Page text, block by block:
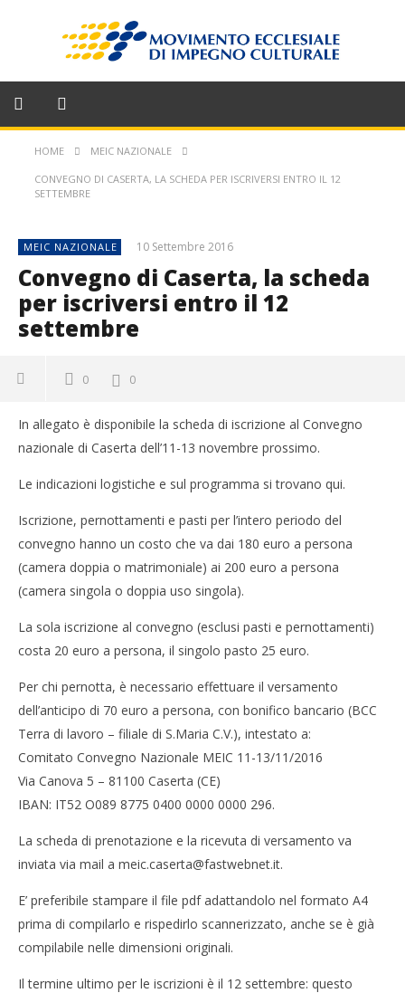
HOME MEIC NAZIONALE
CONVEGNO DI CASERTA, LA SCHEDA PER ISCRIVERSI ENTRO IL 12
SETTEMBRE
MEIC NAZIONALE 10 Settembre 2016
Convegno di Caserta, la scheda
per iscriversi entro il 12
settembre
0 0
In allegato è disponibile la scheda di iscrizione al Convegno
nazionale di Caserta dell’11-13 novembre prossimo.
Le indicazioni logistiche e sul programma si trovano qui.
Iscrizione, pernottamenti e pasti per l’intero periodo del
convegno hanno un costo che va dai 180 euro a persona
(camera doppia o matrimoniale) ai 200 euro a persona
(camera singola o doppia uso singola).
La sola iscrizione al convegno (esclusi pasti e pernottamenti)
costa 20 euro a persona, il singolo pasto 25 euro.
Per chi pernotta, è necessario effettuare il versamento
dell’anticipo di 70 euro a persona, con bonifico bancario (BCC
Terra di lavoro – filiale di S.Maria C.V.), intestato a:
Comitato Convegno Nazionale MEIC 11-13/11/2016
Via Canova 5 – 81100 Caserta (CE)
IBAN: IT52 O089 8775 0400 0000 0000 296.
La scheda di prenotazione e la ricevuta di versamento va
inviata via mail a meic.caserta@fastwebnet.it.
E’ preferibile stampare il file pdf adattandolo nel formato A4
prima di compilarlo e rispedirlo scannerizzato, anche se è già
compilabile nelle dimensioni originali.
Il termine ultimo per le iscrizioni è il 12 settembre: questo